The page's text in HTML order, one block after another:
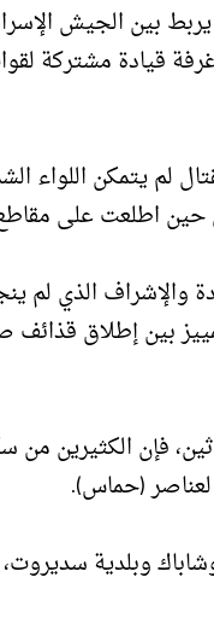
بين الجيش
قيادة مشتركة
لم يتمكن اللواء
حين اطلعت على
والإشراف الذي
بين إطلاق
فإن الكثيرين من
(حماس).
وبلدية